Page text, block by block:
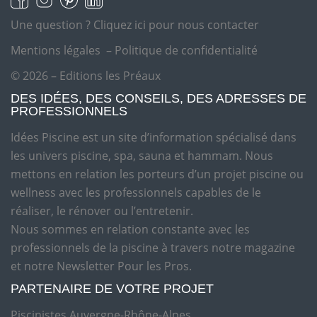
Une question ? Cliquez ici pour nous contacter
Mentions légales – Politique de confidentialité
© 2026 – Editions les Préaux
DES IDÉES, DES CONSEILS, DES ADRESSES DE
PROFESSIONNELS
Idées Piscine est un site d’information spécialisé dans
les univers piscine, spa, sauna et hammam. Nous
mettons en relation les porteurs d’un projet piscine ou
wellness avec les professionnels capables de le
réaliser, le rénover ou l’entretenir.
Nous sommes en relation constante avec les
professionnels de la piscine à travers notre magazine
et notre Newsletter Pour les Pros.
PARTENAIRE DE VOTRE PROJET